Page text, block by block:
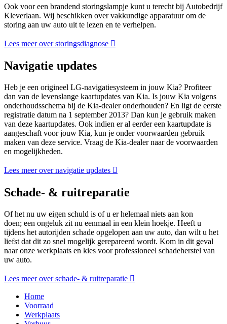
Ook voor een brandend storingslampje kunt u terecht bij Autobedrijf
Kleverlaan. Wij beschikken over vakkundige apparatuur om de
storing aan uw auto uit te lezen en te verhelpen.
Lees meer over storingsdiagnose
Navigatie updates
Heb je een origineel LG-navigatiesysteem in jouw Kia? Profiteer
dan van de levenslange kaartupdates van Kia. Is jouw Kia volgens
onderhoudsschema bij de Kia-dealer onderhouden? En ligt de eerste
registratie datum na 1 september 2013? Dan kun je gebruik maken
van deze kaartupdates. Ook indien er al eerder een kaartupdate is
aangeschaft voor jouw Kia, kun je onder voorwaarden gebruik
maken van deze service. Vraag de Kia-dealer naar de voorwaarden
en mogelijkheden.
Lees meer over navigatie updates
Schade- & ruitreparatie
Of het nu uw eigen schuld is of u er helemaal niets aan kon
doen; een ongeluk zit nu eenmaal in een klein hoekje. Heeft u
tijdens het autorijden schade opgelopen aan uw auto, dan wilt u het
liefst dat dit zo snel mogelijk gerepareerd wordt. Kom in dit geval
naar onze werkplaats en kies voor professioneel schadeherstel van
uw auto.
Lees meer over schade- & ruitreparatie
Home
Voorraad
Werkplaats